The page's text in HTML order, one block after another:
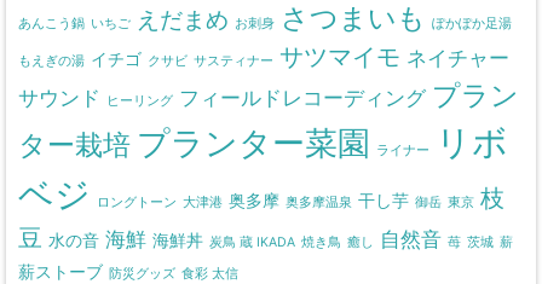
あんこう鍋 いちご えだまめ お刺身 さつまいも ぽかぽか足湯
もえぎの湯 イチゴ クサビ サスティナー サツマイモ ネイチャー
サウンド
ヒーリング フィールドレコーディング プラン
ター栽培 プランター菜園 ライナー
リボ
ベジ
ロングトーン 大津港 奥多摩 奥多摩温泉 干し芋 御岳 東京 枝
豆 水の音 海鮮 海鮮丼 炭鳥 蔵 IKADA 焼き鳥 癒し 自然音 苺 茨城 薪
薪ストーブ 防災グッズ 食彩 太信